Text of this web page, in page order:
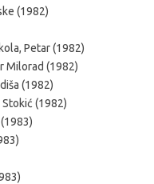
(1982)
Petar (1982)
Milorad (1982)
(1982)
(1982)